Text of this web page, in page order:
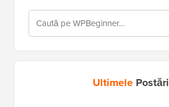
UltimelePostări